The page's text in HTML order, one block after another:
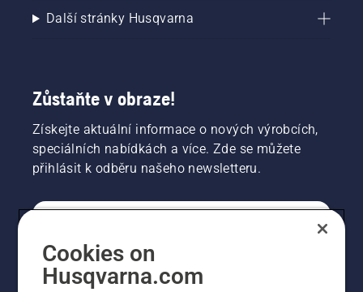
Další stránky Husqvarna
Zůstaňte v obraze!
Získejte aktuální informace o nových výrobcích,
speciálních nabídkách a více. Zde se můžete
přihlásit k odběru našeho newsletteru.
PROFESIONÁLNÍ
Cookies on
Husqvarna.com